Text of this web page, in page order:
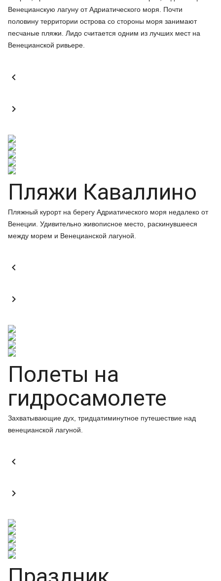
Венецианскую лагуну от Адриатического моря. Почти
половину территории острова со стороны моря занимают
песчаные пляжи. Лидо считается одним из лучших мест на
Венецианской ривьере.


Пляжи Каваллино
Пляжный курорт на берегу Адриатического моря недалеко от
Венеции. Удивительно живописное место, раскинувшееся
между морем и Венецианской лагуной.


Полеты на
гидросамолете
Захватывающие дух, тридцатиминутное путешествие над
венецианской лагуной.

